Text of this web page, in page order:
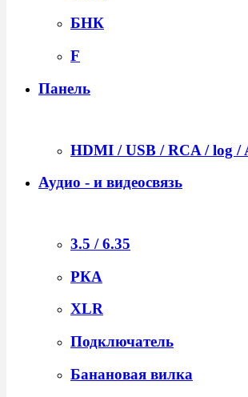
БНК
F
Панель
HDMI / USB / RCA / log /
Аудио - и видеосвязь
3.5 / 6.35
РКА
XLR
Подключатель
Банановая вилка